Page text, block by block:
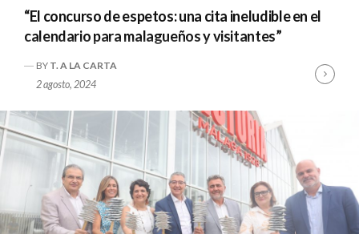
“El concurso de espetos: una cita ineludible en el
calendario para malagueños y visitantes”
BY T. A LA CARTA
2 agosto, 2024